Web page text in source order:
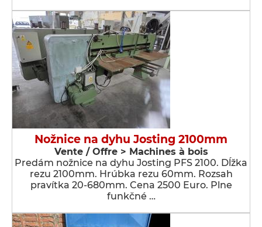
Nožnice na dyhu Josting 2100mm
Vente / Offre > Machines à bois
Predám nožnice na dyhu Josting PFS 2100. Dĺžka
rezu 2100mm. Hrúbka rezu 60mm. Rozsah
pravítka 20-680mm. Cena 2500 Euro. Plne
funkčné …